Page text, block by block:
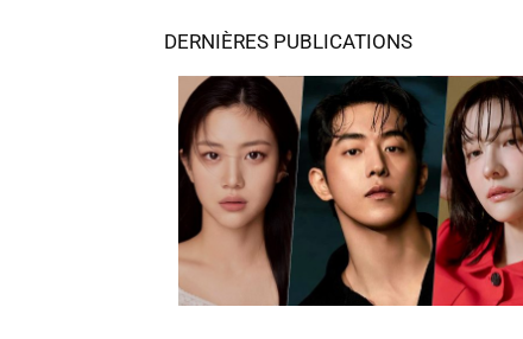
DERNIÈRES PUBLICATIONS